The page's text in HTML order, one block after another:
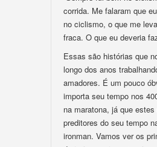
corrida. Me falaram que
no ciclismo, o que me
fraca. O que eu deveria
Essas são histórias que
longo dos anos
amadores. É um pouco
importa seu tempo nos
na maratona, já que
preditores do seu tempo
ironman. Vamos ver os